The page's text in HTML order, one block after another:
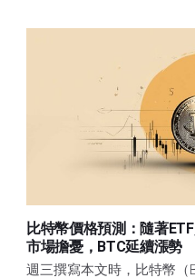
比特幣價格預測：隨著
市場擔憂，BTC延續漲勢
週三撰寫本文時，比特幣（